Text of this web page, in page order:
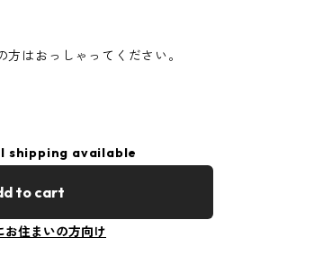
はおっしゃってください。
shipping available
to cart
お住まいの方向け